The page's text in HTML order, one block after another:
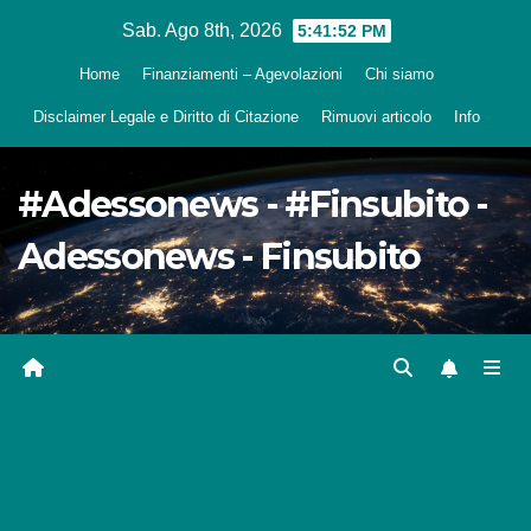
Sab. Ago 8th, 2026 5:41:53 PM
Home Finanziamenti – Agevolazioni Chi siamo
Disclaimer Legale e Diritto di Citazione Rimuovi articolo Info
#Adessonews - #Finsubito -
Adessonews - Finsubito